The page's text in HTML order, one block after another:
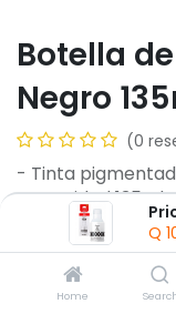
Q
Home
Botella
Negro
(0
- Tinta
- Cantidad 135ml
- Rendimiento
- Para Pixma
Garantía :
Meses